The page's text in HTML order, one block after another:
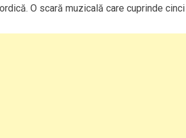
O scară muzicală care cuprinde